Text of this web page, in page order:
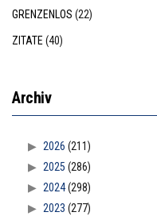
GRENZENLOS (22)
ZITATE (40)
Archiv
2026 (211)
2025 (286)
2024(298)
2023 (277)